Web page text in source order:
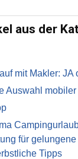
aus der
mit Makler: JA
Auswahl
für
Tipps